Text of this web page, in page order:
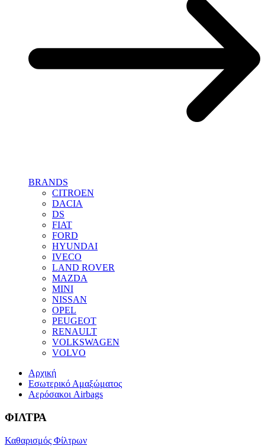
BRANDS
CITROEN
DACIA
DS
FIAT
FORD
HYUNDAI
IVECO
LAND ROVER
MAZDA
MINI
NISSAN
OPEL
PEUGEOT
RENAULT
VOLKSWAGEN
VOLVO
Αρχική
Εσωτερικό Αμαξώματος
Αερόσακοι Airbags
ΦΙΛΤΡΑ
Καθαρισμός Φίλτρων